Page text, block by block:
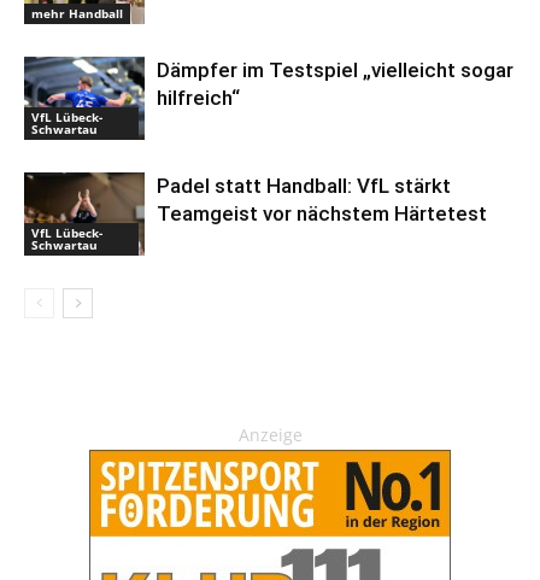
mehr Handball
VfL Lübeck-
Schwartau
Dämpfer im Testspiel „vielleicht sogar
hilfreich“
VfL Lübeck-
Schwartau
Padel statt Handball: VfL stärkt
Teamgeist vor nächstem Härtetest
Anzeige